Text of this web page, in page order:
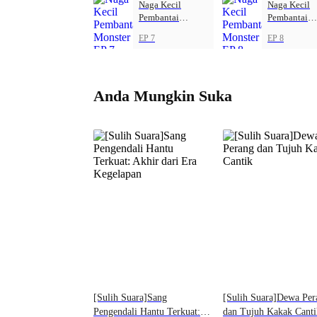
Naga Kecil
Pembantai
EP 7
Naga Kecil
Pembantai
EP 8
Anda Mungkin Suka
[Sulih Suara]Sang
Pengendali Hantu Terkuat:
[Sulih Suara]Dewa
dan Tujuh Kakak